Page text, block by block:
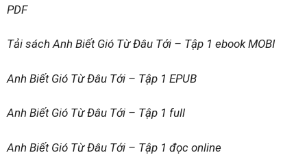
PDF
Tải sách Anh Biết Gió Từ Đâu Tới – Tập 1 ebook MOBI
Anh Biết Gió Từ Đâu Tới – Tập 1 EPUB
Anh Biết Gió Từ Đâu Tới – Tập 1 full
Anh Biết Gió Từ Đâu Tới – Tập 1 đọc online